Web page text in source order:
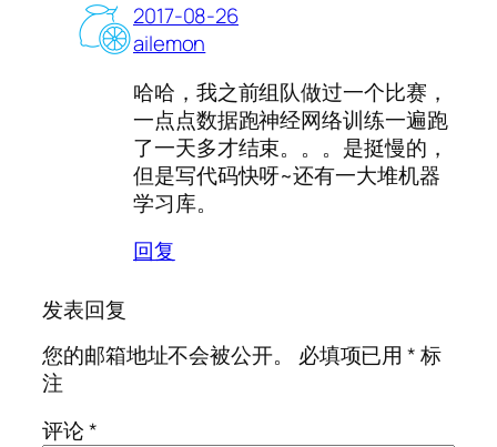
2017-08-26
ailemon
哈哈，我之前组队做过一个比赛，
一点点数据跑神经网络训练一遍跑
了一天多才结束。。。是挺慢的，
但是写代码快呀~还有一大堆机器
学习库。
回复
发表回复
您的邮箱地址不会被公开。
必填项已用*标
注
评论*